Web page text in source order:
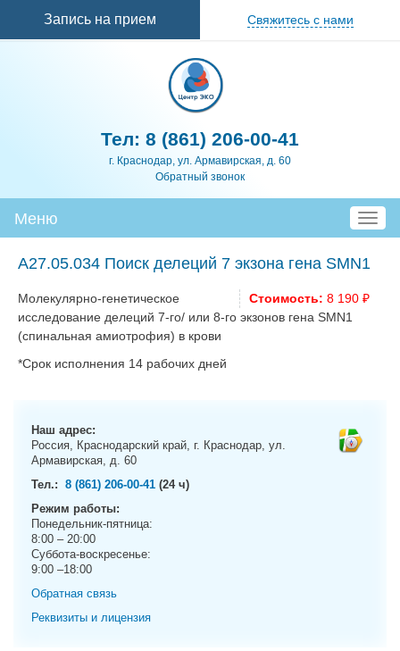
Запись на прием Свяжитесь с нами
Тел: 8 (861) 206-00-41
г. Краснодар, ул. Армавирская, д. 60
Обратный звонок
T
o
g
l
Меню
A27.05.034 Поиск делеций 7 экзона гена SMN1
Стоимость: 8 190 ₽
Молекулярно-генетическое
исследование делеций 7-го/ или 8-го экзонов гена SMN1
(спинальная амиотрофия) в крови
*Срок исполнения 14 рабочих дней
Наш адрес:
Россия, Краснодарский край, г. Краснодар, ул.
Армавирская, д. 60
Тел.: 8 (861) 206-00-41 (24 ч)
Режим работы:
Понедельник-пятница:
8:00 – 20:00
Суббота-воскресенье:
9:00 –18:00
Обратная связь
Реквизиты и лицензия